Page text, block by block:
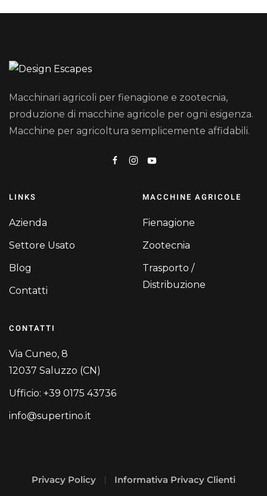
Macchinari agricoli per fienagione e zootecnia,
produzione di macchine agricole per ogni esigenza.
Macchine per agricoltura semplicemente affidabili.
LINKS
Azienda
Settore Usato
Blog
Contatti
MACCHINE AGRICOLE
Fienagione
Zootecnia
Trasporto /
Distribuzione
CONTATTI
Via Cuneo, 8
12037 Saluzzo (CN)
Ufficio: +39 0175 43736
info@supertino.it
Privacy Policy
Informativa Privacy Clienti